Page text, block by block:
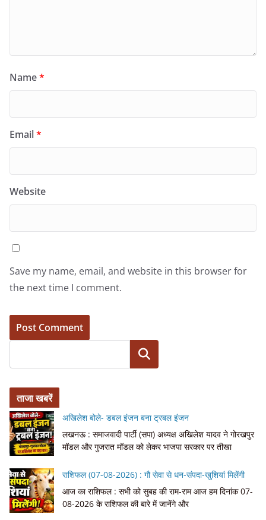
Name*
Email*
Website
Save my name, email, and website in this browser for
the next time I comment.
Search
ताजा खबरें
अखिलेश बोले- डबल इंजन बना ट्रबल इंजन
लखनऊ : समाजवादी पार्टी (सपा) अध्यक्ष अखिलेश यादव ने गोरखपुर
मॉडल और गुजरात मॉडल को लेकर भाजपा सरकार पर तीखा
राशिफल (07-08-2026) : गौ सेवा से धन-संपदा-खुशियां मिलेंगी
आज का राशिफल : सभी को सुबह की राम-राम आज हम दिनांक 07-
08-2026 के राशिफल की बारे में जानेंगे और